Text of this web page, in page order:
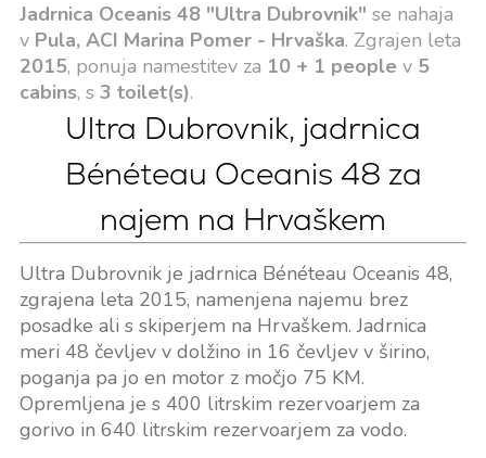
Jadrnica Oceanis 48 "Ultra Dubrovnik" se nahaja
v Pula, ACI Marina Pomer - Hrvaška. Zgrajen leta
2015, ponuja namestitev za 10 + 1 people v 5
cabins, s 3 toilet(s).
Ultra Dubrovnik, jadrnica
Bénéteau Oceanis 48 za
najem na Hrvaškem
Ultra Dubrovnik je jadrnica Bénéteau Oceanis 48,
zgrajena leta 2015, namenjena najemu brez
posadke ali s skiperjem na Hrvaškem. Jadrnica
meri 48 čevljev v dolžino in 16 čevljev v širino,
poganja pa jo en motor z močjo 75 KM.
Opremljena je s 400 litrskim rezervoarjem za
gorivo in 640 litrskim rezervoarjem za vodo.